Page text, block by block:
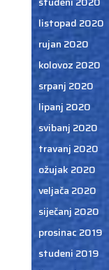
listopad 2020
rujan 2020
kolovoz 2020
srpanj 2020
lipanj 2020
svibanj 2020
travanj 2020
ožujak 2020
veljača 2020
siječanj 2020
prosinac 2019
studeni 2019